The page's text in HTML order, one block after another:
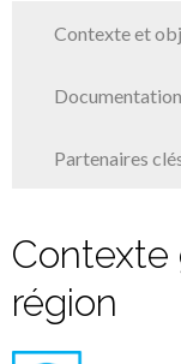
Contexte et
Documentation
Partenaires
Contexte
région